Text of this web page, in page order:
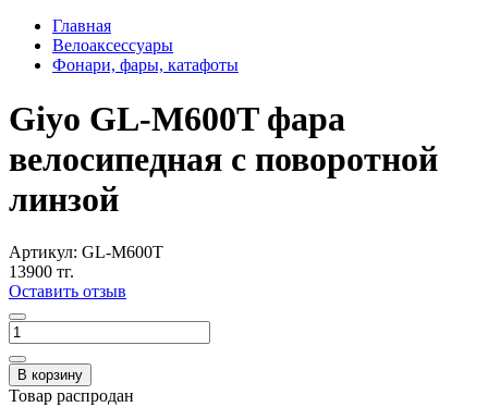
Главная
Велоаксессуары
Фонари, фары, катафоты
Giyo GL-M600T фара
велосипедная с поворотной
линзой
Артикул: GL-M600T
13900 тг.
Оставить отзыв
В корзину
Товар распродан